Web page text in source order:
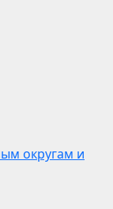
округам и